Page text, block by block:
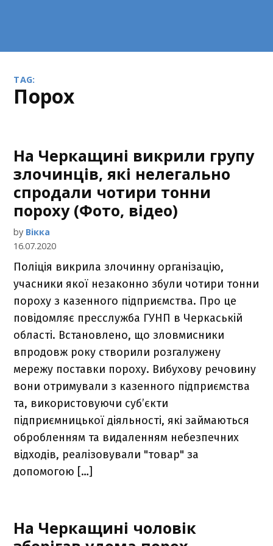
TAG:
порох
На Черкащині викрили групу
злочинців, які нелегально
спродали чотири тонни
пороху (Фото, відео)
by Вікка
16.07.2020
Поліція викрила злочинну організацію,
учасники якої незаконно збули чотири тонни
пороху з казенного підприємства. Про це
повідомляє пресслужба ГУНП в Черкаській
області. Встановлено, що зловмисники
впродовж року створили розгалужену
мережу поставки пороху. Вибухову речовину
вони отримували з казенного підприємства
та, використовуючи суб’єкти
підприємницької діяльності, які займаються
обробленням та видаленням небезпечних
відходів, реалізовували "товар" за
допомогою […]
На Черкащині чоловік